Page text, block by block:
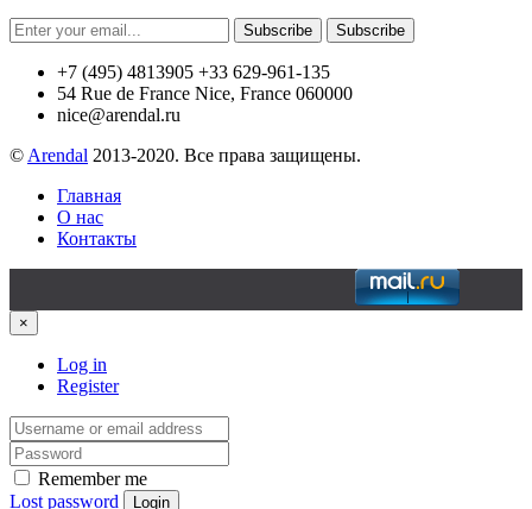
Subscribe Subscribe
+7 (495) 4813905 +33 629-961-135
54 Rue de France Nice, France 060000
nice@arendal.ru
© Arendal 2013-2020. Все права защищены.
Главная
О нас
Контакты
×
Log in
Register
Remember me
Lost password
Login